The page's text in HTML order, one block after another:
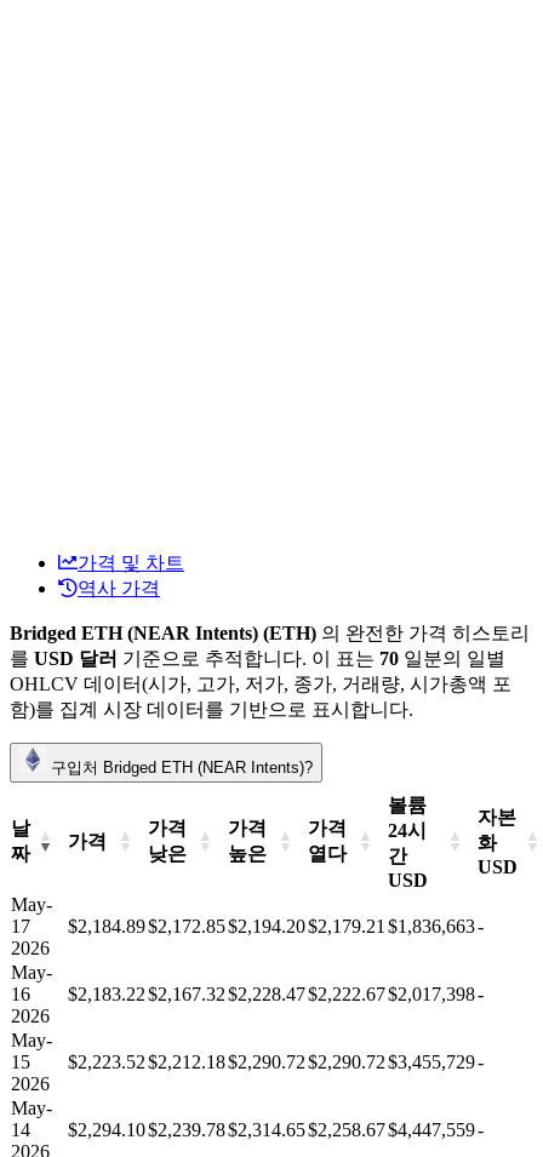
가격 및 차트
역사 가격
Bridged ETH (NEAR Intents) (ETH) 의 완전한 가격 히스토리
를 USD 달러 기준으로 추적합니다. 이 표는 70 일분의 일별
OHLCV 데이터(시가, 고가, 저가, 종가, 거래량, 시가총액 포
함)를 집계 시장 데이터를 기반으로 표시합니다.
구입처 Bridged ETH (NEAR Intents)?
날
짜
가격
가격
낮은
가격
높은
가격
열다
볼륨
24시
간
USD
자본
화
USD
May-
17
2026
$2,184.89$2,172.85$2,194.20$2,179.21 $1,836,663-
May-
16
2026
$2,183.22$2,167.32$2,228.47$2,222.67$2,017,398-
May-
15
2026
$2,223.52$2,212.18$2,290.72$2,290.72$3,455,729-
May-
14
2026
$2,294.10$2,239.78$2,314.65$2,258.67$4,447,559-